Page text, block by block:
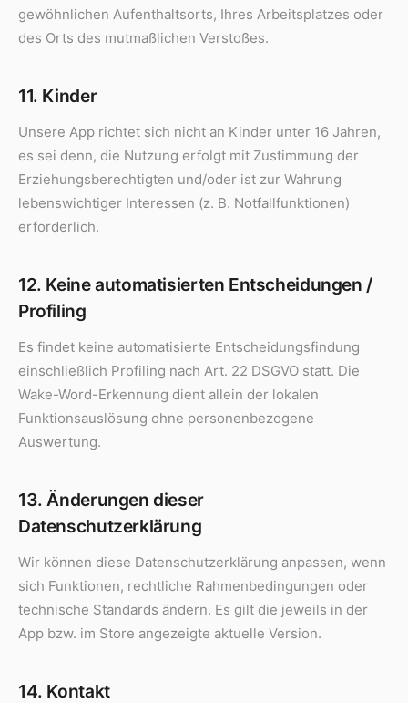
gewöhnlichen Aufenthaltsorts, Ihres Arbeitsplatzes oder
des Orts des mutmaßlichen Verstoßes.
11. Kinder
Unsere App richtet sich nicht an Kinder unter 16 Jahren,
es sei denn, die Nutzung erfolgt mit Zustimmung der
Erziehungsberechtigten und/oder ist zur Wahrung
lebenswichtiger Interessen (z. B. Notfallfunktionen)
erforderlich.
12. Keine automatisierten Entscheidungen /
Profiling
Es findet keine automatisierte Entscheidungsfindung
einschließlich Profiling nach Art. 22 DSGVO statt. Die
Wake-Word-Erkennung dient allein der lokalen
Funktionsauslösung ohne personenbezogene
Auswertung.
13. Änderungen dieser
Datenschutzerklärung
Wir können diese Datenschutzerklärung anpassen, wenn
sich Funktionen, rechtliche Rahmenbedingungen oder
technische Standards ändern. Es gilt die jeweils in der
App bzw. im Store angezeigte aktuelle Version.
14. Kontakt